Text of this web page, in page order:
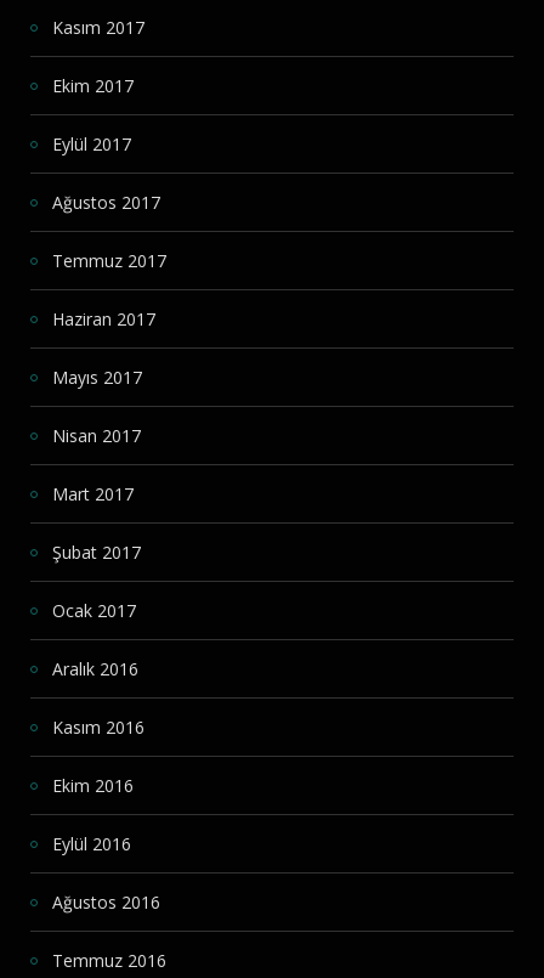
Kasım 2017
Ekim 2017
Eylül 2017
Ağustos 2017
Temmuz 2017
Haziran 2017
Mayıs 2017
Nisan 2017
Mart 2017
Şubat 2017
Ocak 2017
Aralık 2016
Kasım 2016
Ekim 2016
Eylül 2016
Ağustos 2016
Temmuz 2016